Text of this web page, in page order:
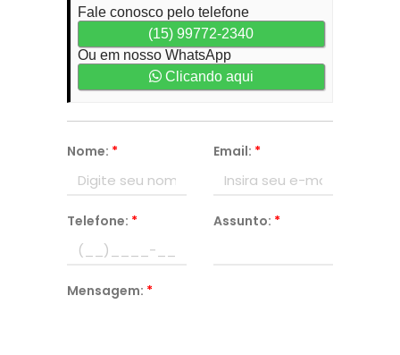
Fale conosco pelo telefone
(15) 99772-2340
Ou em nosso WhatsApp
Clicando aqui
Nome: * Email: *
Telefone: * Assunto: *
Mensagem: *